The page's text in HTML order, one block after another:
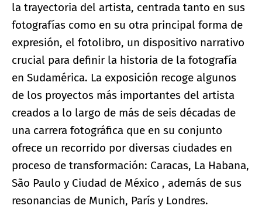
la trayectoria del artista, centrada tanto en sus
fotografías como en su otra principal forma de
expresión, el fotolibro, un dispositivo narrativo
crucial para definir la historia de la fotografía
en Sudamérica. La exposición recoge algunos
de los proyectos más importantes del artista
creados a lo largo de más de seis décadas de
una carrera fotográfica que en su conjunto
ofrece un recorrido por diversas ciudades en
proceso de transformación: Caracas, La Habana,
São Paulo y Ciudad de México , además de sus
resonancias de Munich, París y Londres.